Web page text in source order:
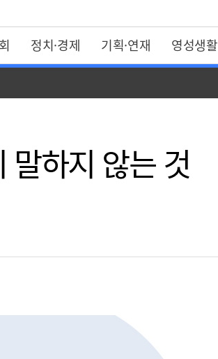
정치·경제 기획·연재 영성생활
말하지 않는 것